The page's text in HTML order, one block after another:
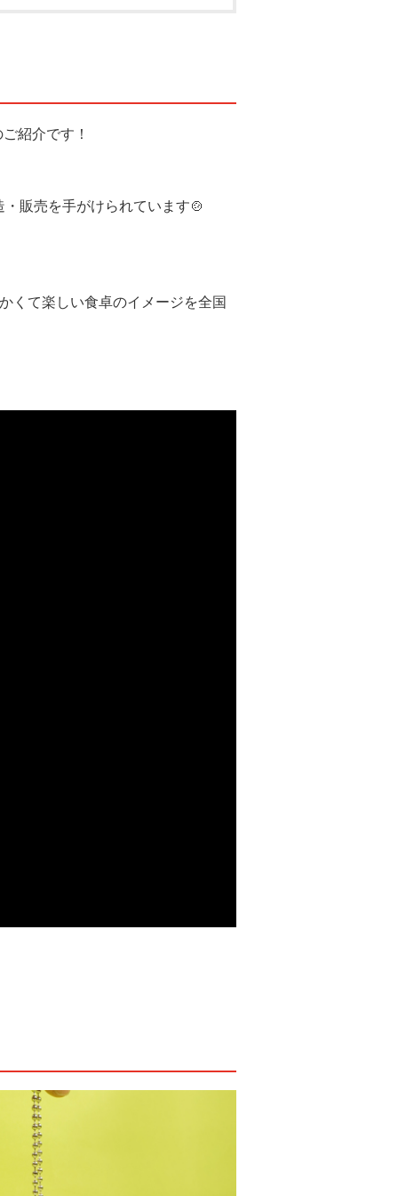
紹介です！
販売を手がけられています🍲
くて楽しい食卓のイメージを全国